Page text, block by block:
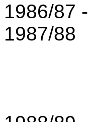
1986/87 -
1987/88